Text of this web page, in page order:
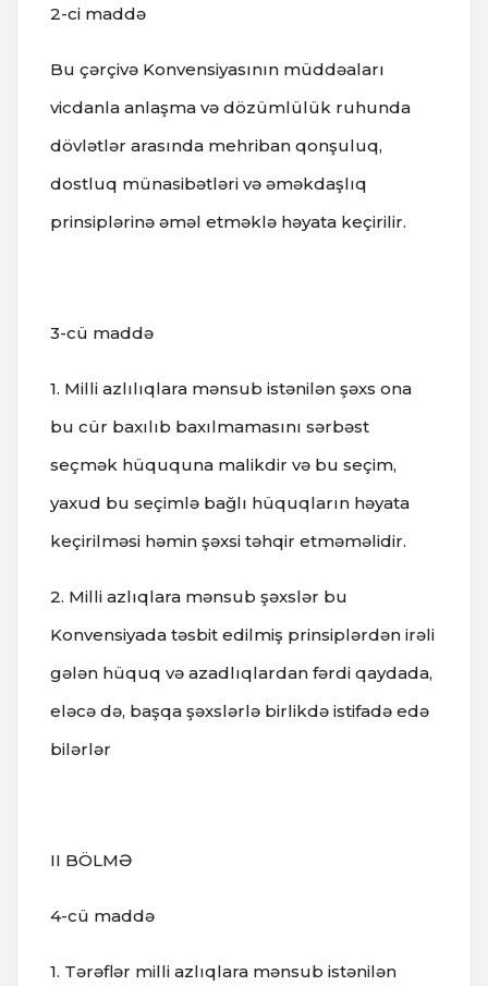
2-ci maddə
Bu çərçivə Konvensiyasının müddəaları
vicdanla anlaşma və dözümlülük ruhunda
dövlətlər arasında mehriban qonşuluq,
dostluq münasibətləri və əməkdaşlıq
prinsiplərinə əməl etməklə həyata keçirilir.
3-cü maddə
1. Milli azlılıqlara mənsub istənilən şəxs ona
bu cür baxılıb baxılmamasını sərbəst
seçmək hüququna malikdir və bu seçim,
yaxud bu seçimlə bağlı hüquqların həyata
keçirilməsi həmin şəxsi təhqir etməməlidir.
2. Milli azlıqlara mənsub şəxslər bu
Konvensiyada təsbit edilmiş prinsiplərdən irəli
gələn hüquq və azadlıqlardan fərdi qaydada,
eləcə də, başqa şəxslərlə birlikdə istifadə edə
bilərlər
II BÖLMƏ
4-cü maddə
1. Tərəflər milli azlıqlara mənsub istənilən